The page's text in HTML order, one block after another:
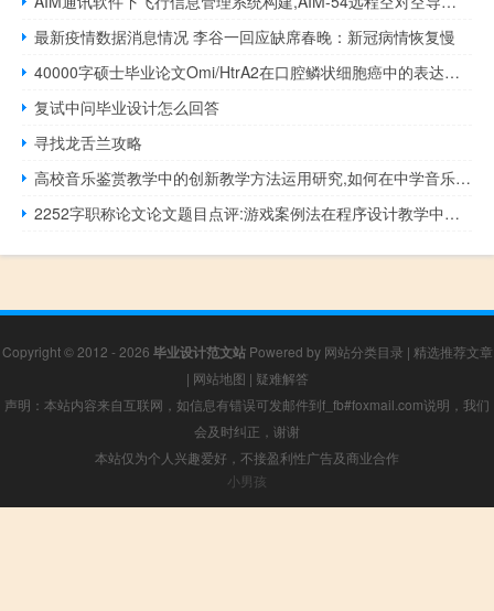
最新疫情数据消息情况 李谷一回应缺席春晚：新冠病情恢复慢
40000字硕士毕业论文Omi/HtrA2在口腔鳞状细胞癌中的表达及意义
复试中问毕业设计怎么回答
寻找龙舌兰攻略
高校音乐鉴赏教学中的创新教学方法运用研究,如何在中学音乐欣赏教学中培养学生的创新能力
2252字职称论文论文题目点评:游戏案例法在程序设计教学中的应用
Copyright © 2012 - 2026 毕业设计范文站Powered by 网站分类目录 | 精选推荐文章
| 网站地图 | 疑难解答
声明：本站内容来自互联网，如信息有错误可发邮件到f_fb#foxmail.com说明，我们
会及时纠正，谢谢
本站仅为个人兴趣爱好，不接盈利性广告及商业合作
小男孩